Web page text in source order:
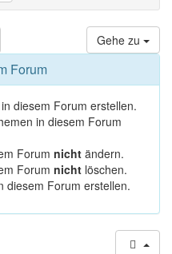
Gehe zu
Forum
diesem Forum erstellen.
in diesem Forum
Forum nicht ändern.
Forum nicht löschen.
diesem Forum erstellen.